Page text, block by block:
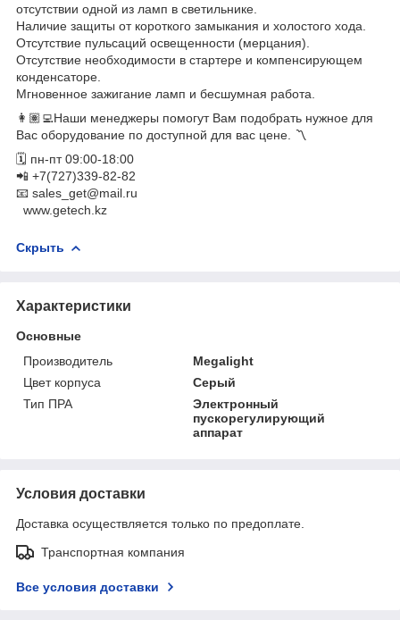
отсутствии одной из ламп в светильнике.
Наличие защиты от короткого замыкания и холостого хода.
Отсутствие пульсаций освещенности (мерцания).
Отсутствие необходимости в стартере и компенсирующем
конденсаторе.
Мгновенное зажигание ламп и бесшумная работа.
👩🏽‍💻Наши менеджеры помогут Вам подобрать нужное для
Вас оборудование по доступной для вас цене. 〽️
🗓 пн-пт 09:00-18:00
📲 +7(727)339-82-82
📧 sales_get@mail.ru
www.getech.kz
Скрыть
Характеристики
Основные
Производитель
Megalight
Цвет корпуса
Серый
Тип ПРА
Электронный
пускорегулирующий
аппарат
Условия доставки
Доставка осуществляется только по предоплате.
Транспортная компания
Все условия доставки